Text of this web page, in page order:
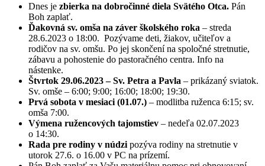
Dnes je zbierka na dobročinné diela Svätého Otca. Pán
Boh zaplať.
Ďakovná sv. omša na záver školského roka – streda
28.6.2023 o 18:00. Pozývame deti, žiakov, učiteľov a
rodičov na sv. omšu. Po jej skončení na spoločné stretnutie,
zábavu a pohostenie do pastoračného centra. Info na
nástenke.
Štvrtok 29.06.2023 – Sv. Petra a Pavla – prikázaný sviatok.
Sv. omše – 6:00; 9:00; 16:00; 18:00; 19:30.
Prvá sobota v mesiaci (01.07.) – modlitba ruženca 6:15; sv.
omša 7:00.
Výmena ružencových tajomstiev – nedeľa 02.07.2023
o 14:30.
Rada pre rodiny v núdzi pozýva rodiny na stretnutie v
utorok 27.6. o 16.00 v PC na prízemí.